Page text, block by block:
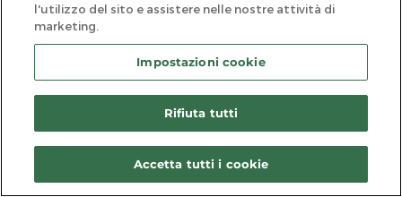
l'utilizzo del sito e assistere nelle nostre attività di
marketing.
Impostazioni cookie
Rifiuta tutti
Accetta tutti i cookie